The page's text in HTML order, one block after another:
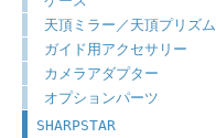
天頂ミラー／天頂プリズム
ガイド用アクセサリー
カメラアダプター
オプションパーツ
SHARPSTAR